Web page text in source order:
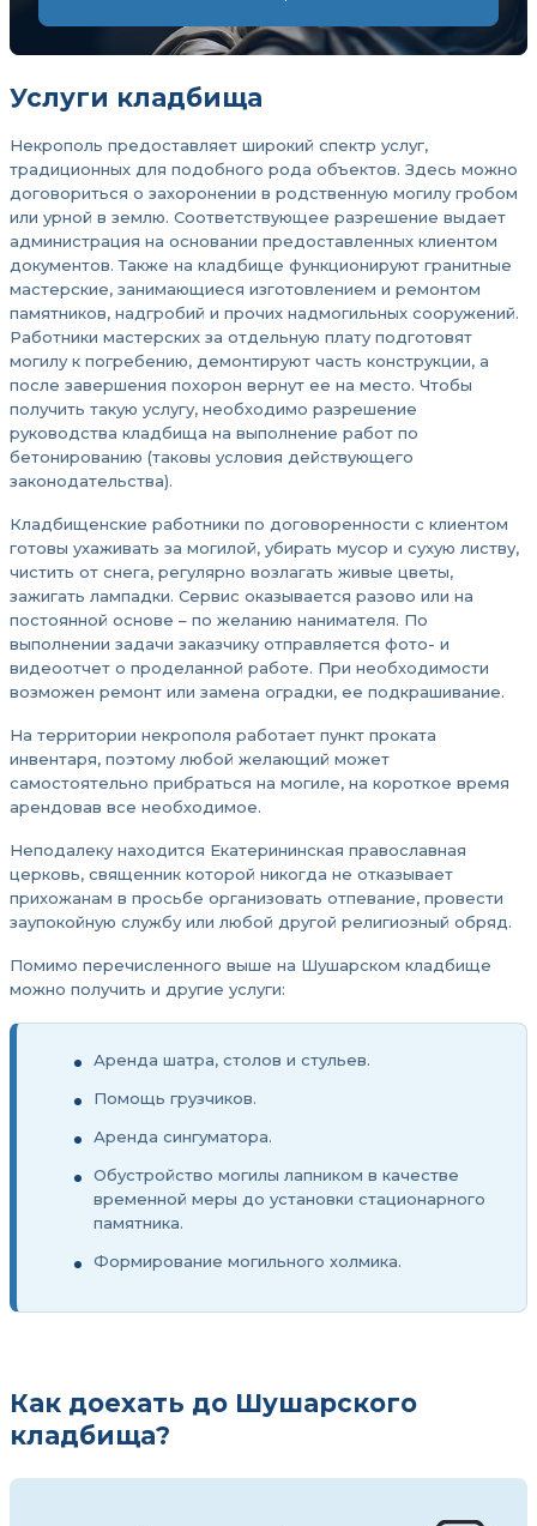
Услуги кладбища
Некрополь предоставляет широкий спектр услуг,
традиционных для подобного рода объектов. Здесь можно
договориться о захоронении в родственную могилу гробом
или урной в землю. Соответствующее разрешение выдает
администрация на основании предоставленных клиентом
документов. Также на кладбище функционируют гранитные
мастерские, занимающиеся изготовлением и ремонтом
памятников, надгробий и прочих надмогильных сооружений.
Работники мастерских за отдельную плату подготовят
могилу к погребению, демонтируют часть конструкции, а
после завершения похорон вернут ее на место. Чтобы
получить такую услугу, необходимо разрешение
руководства кладбища на выполнение работ по
бетонированию (таковы условия действующего
законодательства).
Кладбищенские работники по договоренности с клиентом
готовы ухаживать за могилой, убирать мусор и сухую листву,
чистить от снега, регулярно возлагать живые цветы,
зажигать лампадки. Сервис оказывается разово или на
постоянной основе – по желанию нанимателя. По
выполнении задачи заказчику отправляется фото- и
видеоотчет о проделанной работе. При необходимости
возможен ремонт или замена оградки, ее подкрашивание.
На территории некрополя работает пункт проката
инвентаря, поэтому любой желающий может
самостоятельно прибраться на могиле, на короткое время
арендовав все необходимое.
Неподалеку находится Екатерининская православная
церковь, священник которой никогда не отказывает
прихожанам в просьбе организовать отпевание, провести
заупокойную службу или любой другой религиозный обряд.
Помимо перечисленного выше на Шушарском кладбище
можно получить и другие услуги:
Аренда шатра, столов и стульев.
Помощь грузчиков.
Аренда сингуматора.
Обустройство могилы лапником в качестве
временной меры до установки стационарного
памятника.
Формирование могильного холмика.
Как доехать до Шушарского
кладбища?